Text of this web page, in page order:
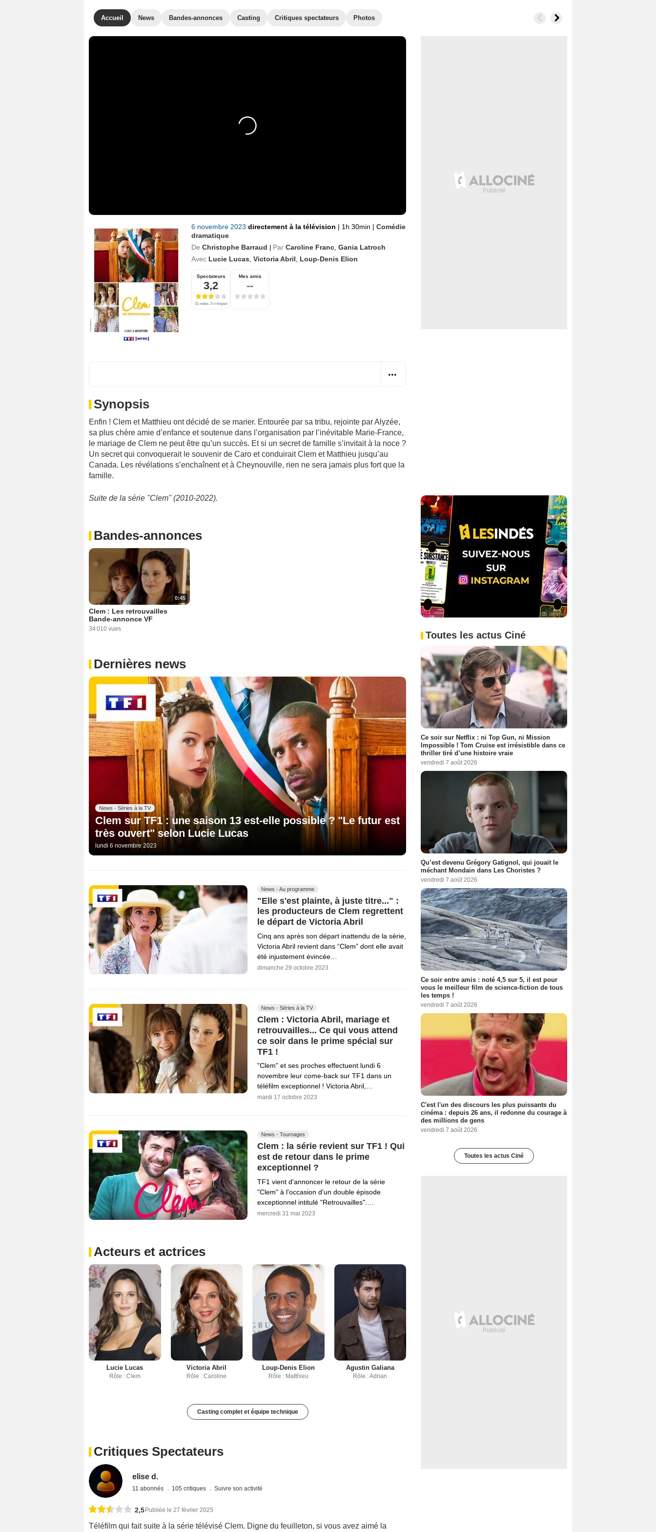
Accueil News Bandes-annonces Casting Critiques spectateurs Photos
6 novembre 2023 directement à la télévision | 1h 30min | Comédie
dramatique
De Christophe Barraud | Par Caroline Franc Gania Latroch
Avec Lucie Lucas Victoria Abril Loup-Denis Elion
Spectateurs
3,2
31 notes, 3 critiques
Mes amis
--
Synopsis
Enfin ! Clem et Matthieu ont décidé de se marier. Entourée par sa tribu, rejointe par Alyzée,
sa plus chère amie d’enfance et soutenue dans l’organisation par l’inévitable Marie-France,
le mariage de Clem ne peut être qu’un succès. Et si un secret de famille s’invitait à la noce ?
Un secret qui convoquerait le souvenir de Caro et conduirait Clem et Matthieu jusqu’au
Canada. Les révélations s’enchaînent et à Cheynouville, rien ne sera jamais plus fort que la
famille.
Suite de la série "Clem" (2010-2022).
Bandes-annonces
0:45
Clem : Les retrouvailles
Bande-annonce VF
34 010 vues
Dernières news
News - Séries à la TV
Clem sur TF1 : une saison 13 est-elle possible ? "Le futur est
très ouvert" selon Lucie Lucas
lundi 6 novembre 2023
News - Au programme
"Elle s'est plainte, à juste titre..." :
les producteurs de Clem regrettent
le départ de Victoria Abril
Cinq ans après son départ inattendu de la série,
Victoria Abril revient dans “Clem” dont elle avait
été injustement évincée…
dimanche 29 octobre 2023
News - Séries à la TV
Clem : Victoria Abril, mariage et
retrouvailles... Ce qui vous attend
ce soir dans le prime spécial sur
TF1 !
"Clem" et ses proches effectuent lundi 6
novembre leur come-back sur TF1 dans un
téléfilm exceptionnel ! Victoria Abril,…
mardi 17 octobre 2023
News - Tournages
Clem : la série revient sur TF1 ! Qui
est de retour dans le prime
exceptionnel ?
TF1 vient d'annoncer le retour de la série
"Clem" à l'occasion d'un double épisode
exceptionnel intitulé "Retrouvailles".…
mercredi 31 mai 2023
Acteurs et actrices
Lucie Lucas
Rôle : Clem
Victoria Abril
Rôle : Caroline
Loup-Denis Elion
Rôle : Matthieu
Agustin Galiana
Rôle : Adrian
Casting complet et équipe technique
Critiques Spectateurs
elise d.
11 abonnés 105 critiques Suivre son activité
2,5 Publiée le 27 février 2025
Téléfilm qui fait suite à la série télévisé Clem. Digne du feuilleton, si vous avez aimé la
Toutes les actus Ciné
Ce soir sur Netflix : ni Top Gun, ni Mission
Impossible ! Tom Cruise est irrésistible dans ce
thriller tiré d’une histoire vraie
vendredi 7 août 2026
Qu’est devenu Grégory Gatignol, qui jouait le
méchant Mondain dans Les Choristes ?
vendredi 7 août 2026
Ce soir entre amis : noté 4,5 sur 5, il est pour
vous le meilleur film de science-fiction de tous
les temps !
vendredi 7 août 2026
C'est l'un des discours les plus puissants du
cinéma : depuis 26 ans, il redonne du courage à
des millions de gens
vendredi 7 août 2026
Toutes les actus Ciné